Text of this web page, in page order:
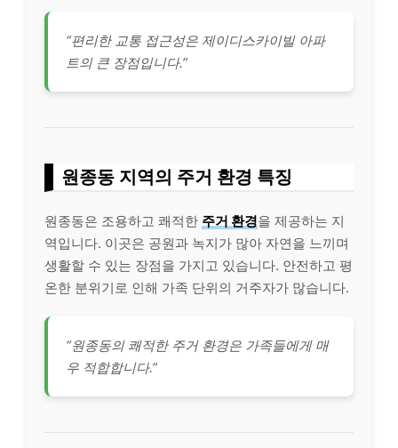
“편리한 교통 접근성은 제이디스카이빌 아파
트의 큰 장점입니다.”
원종동 지역의 주거 환경 특징
원종동은 조용하고 쾌적한 주거 환경을 제공하는 지
역입니다. 이곳은 공원과 녹지가 많아 자연을 느끼며
생활할 수 있는 장점을 가지고 있습니다. 안전하고 평
온한 분위기로 인해 가족 단위의 거주자가 많습니다.
“원종동의 쾌적한 주거 환경은 가족들에게 매
우 적합합니다.”